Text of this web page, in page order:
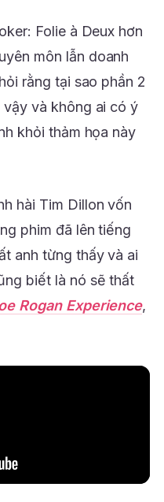
Folie à Deux hơn
môn lẫn doanh
rằng tại sao phần 2
và không ai có ý
khỏi thảm họa này
hài Tim Dillon vốn
phim đã lên tiếng
anh từng thấy và ai
biết là nó sẽ thất
Rogan Experience,